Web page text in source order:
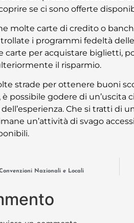
se ci sono offerte
molte carte di credito o
i programmi fedeltà
carte per acquistare biglietti,
il risparmio.
strade per ottenere buoni
è possibile godere di
Che si tratti di
un’attività di svago
Nazionali e Locali